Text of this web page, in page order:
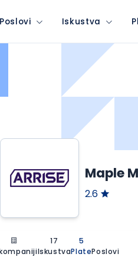
Poslovi Iskustva
Maple
2.6
17
Iskustva
5
PlatePoslovi